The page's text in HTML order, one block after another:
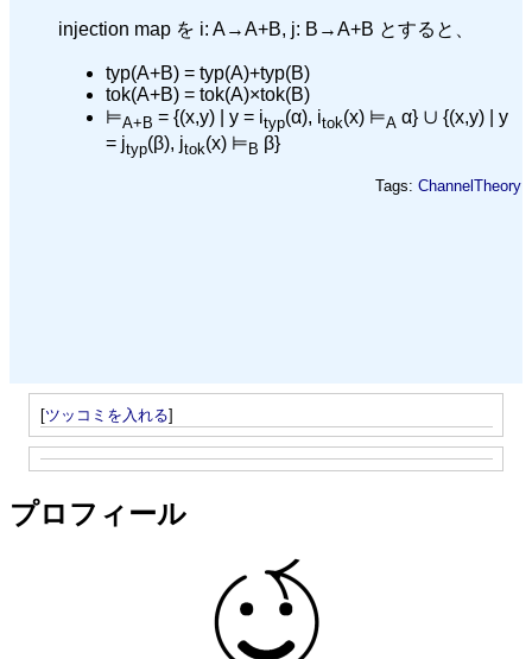
injection map を i: A→A+B, j: B→A+B とすると、
typ(A+B) = typ(A)+typ(B)
tok(A+B) = tok(A)×tok(B)
⊨A+B = {(x,y) | y = ityp(α), itok(x) ⊨A α} ∪ {(x,y) | y
= jtyp(β), jtok(x) ⊨ B β}
Tags: ChannelTheory
[ツッコミを入れる]
プロフィール